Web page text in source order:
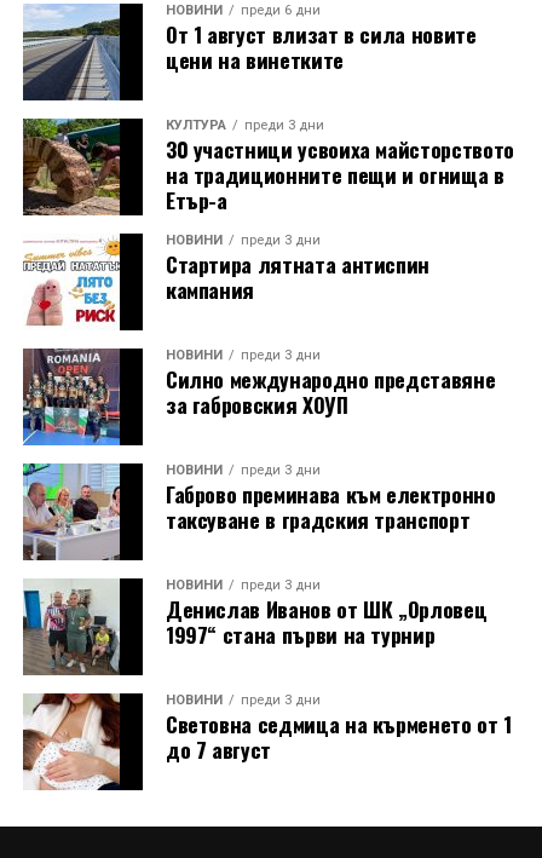
НОВИНИ преди 6 дни
От 1 август влизат в сила новите
цени на винетките
КУЛТУРА преди 3 дни
30 участници усвоиха майсторството
на традиционните пещи и огнища в
Етър-а
НОВИНИ преди 3 дни
Стартира лятната антиспин
кампания
НОВИНИ преди 3 дни
Силно международно представяне
за габровския ХОУП
НОВИНИ преди 3 дни
Габрово преминава към електронно
таксуване в градския транспорт
НОВИНИ преди 3 дни
Денислав Иванов от ШК „Орловец
1997“ стана първи на турнир
НОВИНИ преди 3 дни
Световна седмица на кърменето от 1
до 7 август